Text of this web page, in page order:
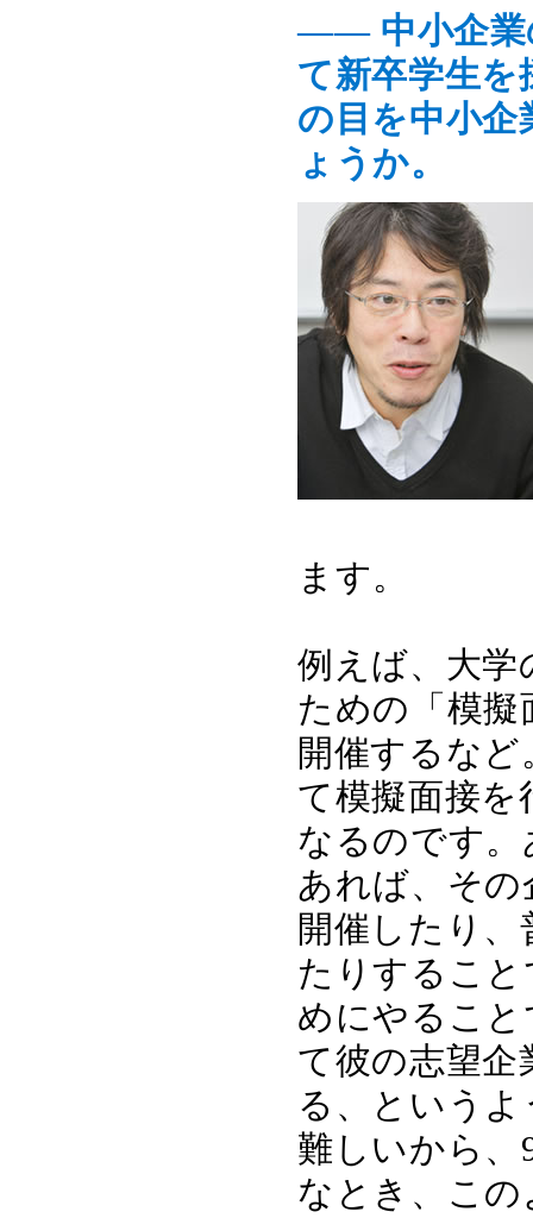
―― 中小企業
て新卒学生を
の目を中小
ょうか。
ます。
例えば、大学
ための「模擬
開催するな
て模擬面接を
なるのです。
あれば、そ
開催したり
たりするこ
めにやるこ
て彼の志望
る、という
難しいから
なとき、こ